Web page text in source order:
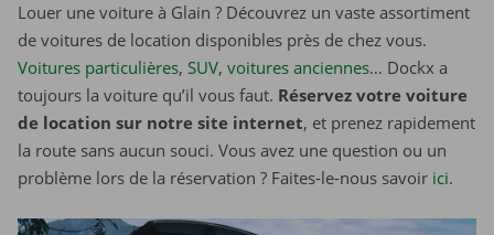
Louer une voiture à Glain ? Découvrez un vaste assortiment
de voitures de location disponibles près de chez vous.
Voitures particulières, SUV, voitures anciennes… Dockx a
toujours la voiture qu’il vous faut. Réservez votre voiture
de location sur notre site internet, et prenez rapidement
la route sans aucun souci. Vous avez une question ou un
problème lors de la réservation ? Faites-le-nous savoir ici.